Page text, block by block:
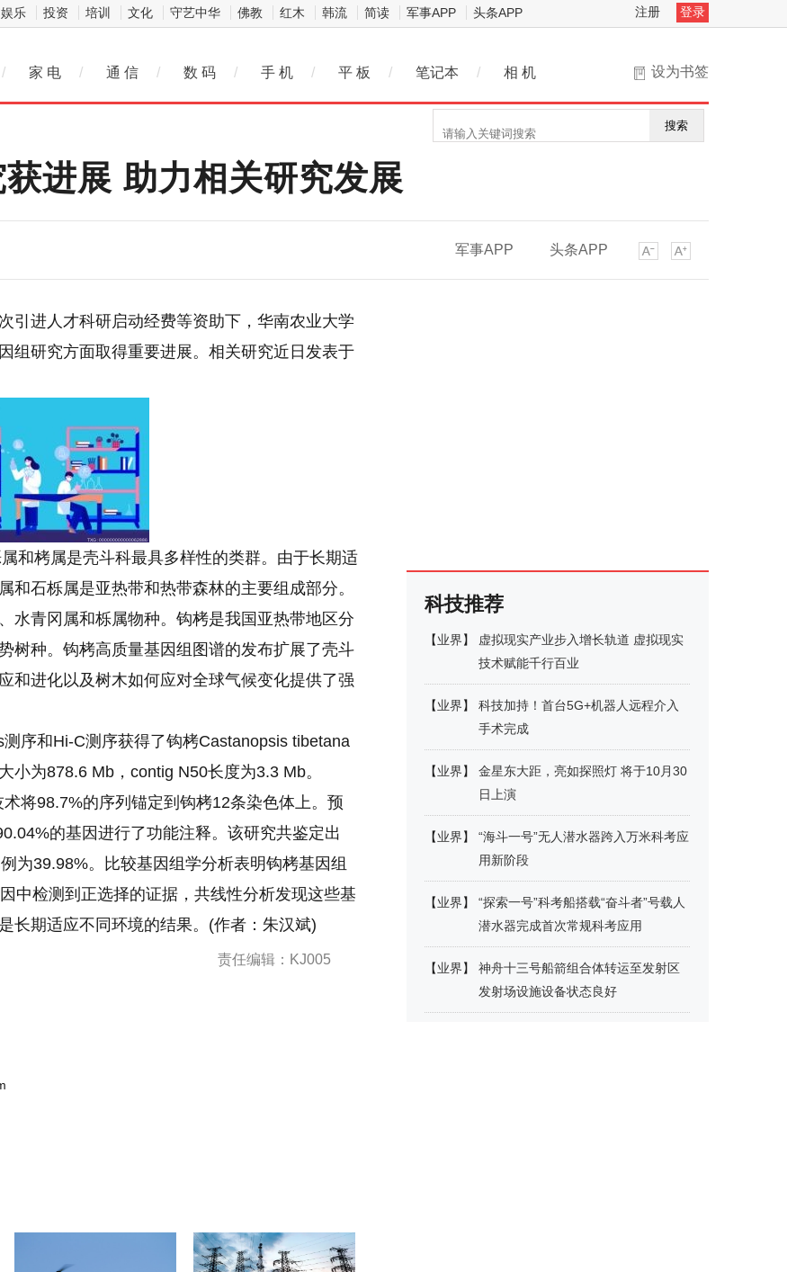
娱乐 投资 培训 文化 守艺中华 佛教 红木 韩流 简读 军事APP 头条APP 注册 登录
设为书签
/ 家 电 / 通 信 / 数 码 / 手 机 / 平 板 / 笔记本 / 相 机
搜索
进展 助力相关研究发展
军事APP 头条APP
引进人才科研启动经费等资助下，华南农业大学
组研究方面取得重要进展。相关研究近日发表于
和栲属是壳斗科最具多样性的类群。由于长期适
石栎属是亚热带和热带森林的主要组成部分。
水青冈属和栎属物种。钩栲是我国亚热带地区分
树种。钩栲高质量基因组图谱的发布扩展了壳斗
和进化以及树木如何应对全球气候变化提供了强
序和Hi-C测序获得了钩栲Castanopsis tibetana
小为878.6 Mb，contig N50长度为3.3 Mb。
将98.7%的序列锚定到钩栲12条染色体上。预
的基因进行了功能注释。该研究共鉴定出
为39.98%。比较基因组学分析表明钩栲基因组
中检测到正选择的证据，共线性分析发现这些基
长期适应不同环境的结果。(作者：朱汉斌)
责任编辑：KJ005
科技推荐
【业界】
虚拟现实产业步入增长轨道 虚拟现实
技术赋能千行百业
【业界】
科技加持！首台5G+机器人远程介入
手术完成
【业界】
金星东大距，亮如探照灯 将于10月30
日上演
【业界】
“海斗一号”无人潜水器跨入万米科考应
用新阶段
【业界】
“探索一号”科考船搭载“奋斗者”号载人
潜水器完成首次常规科考应用
【业界】
神舟十三号船箭组合体转运至发射区
发射场设施设备状态良好